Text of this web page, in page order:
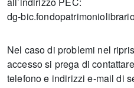
dg-
Nel caso di problemi nel
accesso si prega di
telefono e indirizzi e-mail di